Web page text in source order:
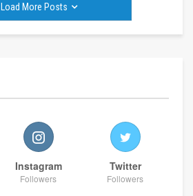
Load More Posts
Instagram
Followers
Twitter
Followers